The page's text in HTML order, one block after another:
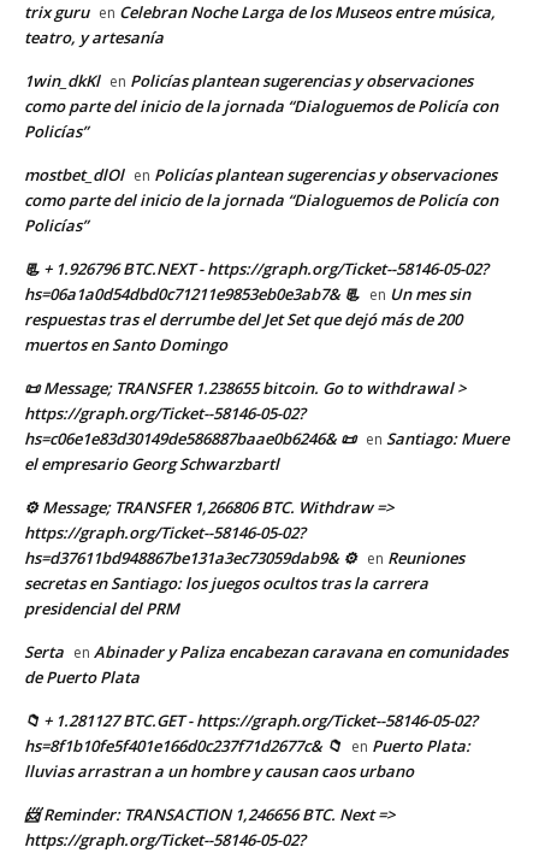
trix guru en Celebran Noche Larga de los Museos entre música,
teatro, y artesanía
1win_dkKl en Policías plantean sugerencias y observaciones
como parte del inicio de la jornada “Dialoguemos de Policía con
Policías”
mostbet_dlOl en Policías plantean sugerencias y observaciones
como parte del inicio de la jornada “Dialoguemos de Policía con
Policías”
📃 + 1.926796 BTC.NEXT - https://graph.org/Ticket--58146-05-02?
hs=06a1a0d54dbd0c71211e9853eb0e3ab7& 📃 en Un mes sin
respuestas tras el derrumbe del Jet Set que dejó más de 200
muertos en Santo Domingo
📜 Message; TRANSFER 1.238655 bitcoin. Go to withdrawal >
https://graph.org/Ticket--58146-05-02?
hs=c06e1e83d30149de586887baae0b6246& 📜 en Santiago: Muere
el empresario Georg Schwarzbartl
⚙ Message; TRANSFER 1,266806 BTC. Withdraw =>
https://graph.org/Ticket--58146-05-02?
hs=d37611bd948867be131a3ec73059dab9& ⚙ en Reuniones
secretas en Santiago: los juegos ocultos tras la carrera
presidencial del PRM
Serta en Abinader y Paliza encabezan caravana en comunidades
de Puerto Plata
📁 + 1.281127 BTC.GET - https://graph.org/Ticket--58146-05-02?
hs=8f1b10fe5f401e166d0c237f71d2677c& 📁 en Puerto Plata:
lluvias arrastran a un hombre y causan caos urbano
📨 Reminder: TRANSACTION 1,246656 BTC. Next =>
https://graph.org/Ticket--58146-05-02?